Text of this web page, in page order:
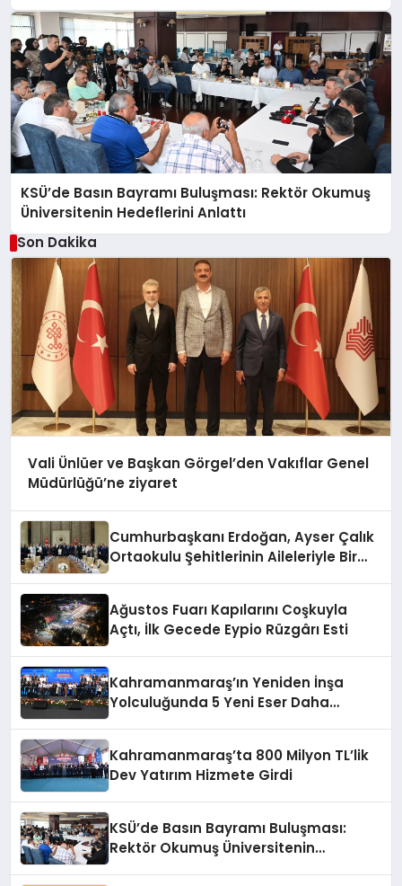
KSÜ’de Basın Bayramı Buluşması: Rektör Okumuş
Üniversitenin Hedeflerini Anlattı
Son Dakika
Vali Ünlüer ve Başkan Görgel’den Vakıflar Genel
Müdürlüğü’ne ziyaret
Cumhurbaşkanı Erdoğan, Ayser Çalık
Ortaokulu Şehitlerinin Aileleriyle Bir
Ağustos Fuarı Kapılarını Coşkuyla
Açtı, İlk Gecede Eypio Rüzgârı Esti
Kahramanmaraş’ın Yeniden İnşa
Yolculuğunda 5 Yeni Eser Daha
Kahramanmaraş’ta 800 Milyon TL’lik
Dev Yatırım Hizmete Girdi
KSÜ’de Basın Bayramı Buluşması:
Rektör Okumuş Üniversitenin